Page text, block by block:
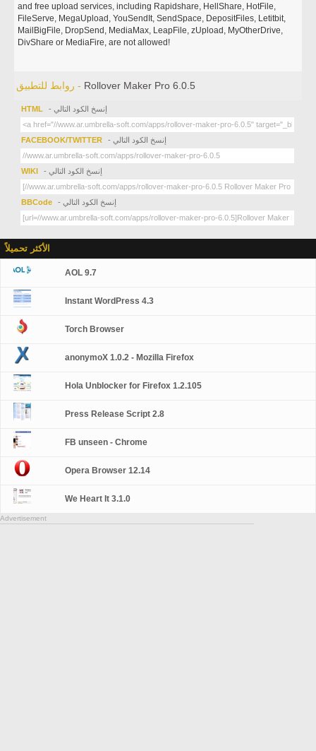
and free upload services, including Rapidshare, HellShare, HotFile,
FileServe, MegaUpload, YouSendIt, SendSpace, DepositFiles, Letitbit,
MailBigFile, DropSend, MediaMax, LeapFile, zUpload, MyOtherDrive,
DivShare or MediaFire, are not allowed!
روابط للتطبيق - Rollover Maker Pro 6.0.5
HTML - إنسخ الكود التالي
FACEBOOK/TWITTER - إنسخ الكود التالي
WIKI - إنسخ الكود التالي
BBCode - إنسخ الكود التالي
الأكثر تحميلاً
AOL 9.7
Instant WordPress 4.3
Torch Browser
anonymoX 1.0.2 - Mozilla Firefox
Hola Unblocker for Firefox 1.2.105
Press Release Script 2.8
FB unseen - Chrome
Opera Browser 12.14
We Heart It 3.1.0
Advertisement